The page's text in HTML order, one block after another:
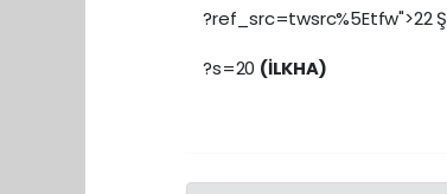
?ref_src=twsrc%5Etfw">22
?s=20 (İLKHA)